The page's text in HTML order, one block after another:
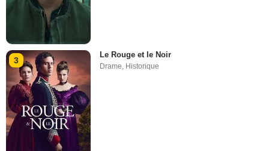
3
Le Rouge et le Noir
Drame, Historique